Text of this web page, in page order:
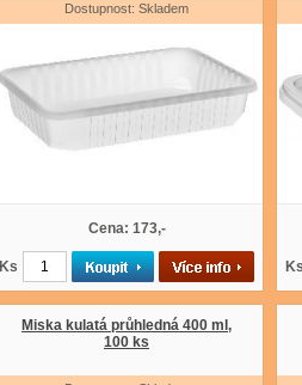
Dostupnost: Skladem
Cena: 173,-
Ks Ks
Miska kulatá průhledná 400 ml,
100 ks